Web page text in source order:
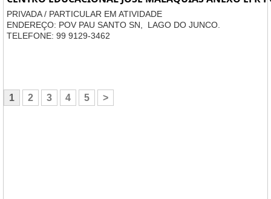
PRIVADA / PARTICULAR EM ATIVIDADE
ENDEREÇO: POV PAU SANTO SN, LAGO DO JUNCO.
TELEFONE: 99 9129-3462
1 2 3 4 5 >